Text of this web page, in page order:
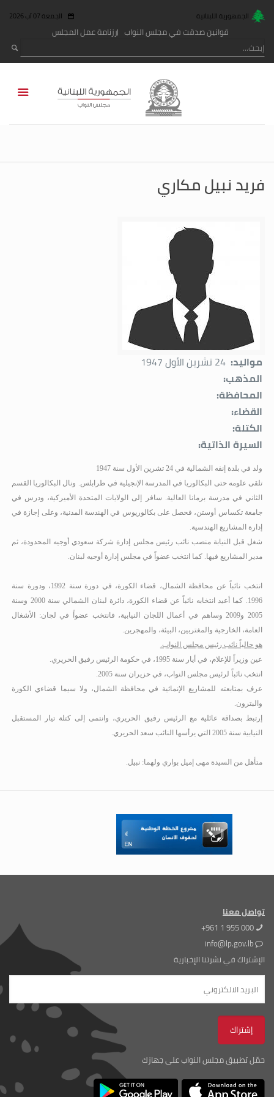
الجمهورية اللبنانية الجمعة 07 آب 2026
قوانين صدقت في مجلس النواب رزنامة عمل المجلس
فريد نبيل مكاري
مواليد: 24 تشرين الأول 1947
المذهب:
المحافظة:
القضاء:
الكتلة:
السيرة الذاتية:
ولد في بلدة إنفه الشمالية في 24 تشرين الأول سنة 1947
تلقى علومه حتى البكالوريا في المدرسة الإنجيلية في طرابلس. ونال البكالوريا القسم
الثاني في مدرسة برمانا العالية. سافر إلى الولايات المتحدة الأميركية، ودرس في
جامعة تكساس أوستن، فحصل على بكالوريوس في الهندسة المدنية، وعلى إجازة في
إدارة المشاريع الهندسية.
شغل قبل النيابة منصب نائب رئيس مجلس إدارة شركة سعودي أوجيه المحدودة، ثم
مدير المشاريع فيها. كما انتخب عضواً في مجلس إدارة أوجيه لبنان.
انتخب نائباً عن محافظة الشمال، قضاء الكورة، في دورة سنة 1992، ودورة سنة
1996
.
كما أعيد انتخابه نائباً عن قضاء الكورة، دائرة لبنان الشمالي سنة 2000 وسنة
2005 و2009
وساهم في أعمال اللجان النيابية، فانتخب عضواً في لجان: الأشغال
العامة، الخارجية والمغتربين، البيئة، والمهجرين.
هو حالياً نائب رئيس مجلس النواب.
عين وزيراً للإعلام، في أيار سنة 1995، في حكومة الرئيس رفيق الحريري.
انتخب نائباً لرئيس مجلس النواب، في حزيران سنة 2005
.
عرف بمتابعته للمشاريع الإنمائية في محافظة الشمال، ولا سيما قضاءي الكورة
والبترون.
إرتبط بصداقة عائلية مع الرئيس رفيق الحريري، وانتمى إلى كتلة تيار المستقبل
النيابية سنة 2005 التي يرأسها النائب سعد الحريري.
متأهل من السيدة مهى إميل بواري ولهما: نبيل.
تواصل معنا
+961 1 955 000
info@lp.gov.lb
الإشتراك في نشرتنا الإخبارية
حمّل تطبيق مجلس النواب على جهازك